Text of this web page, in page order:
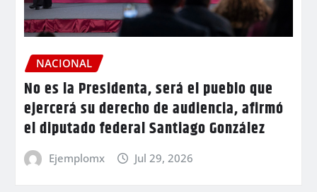
NACIONAL
No es la Presidenta, será el pueblo que
ejercerá su derecho de audiencia, afirmó
el diputado federal Santiago González
Ejemplomx Jul 29, 2026